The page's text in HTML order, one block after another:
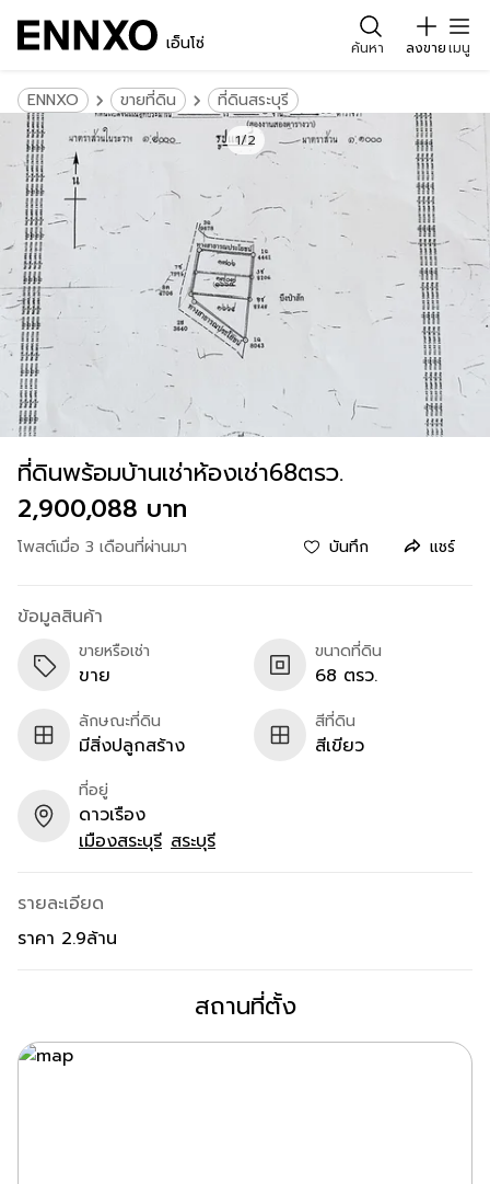
เอ็นโซ่ ค้นหา ลงขายเมนู
ENNXO ขายที่ดิน ที่ดินสระบุรี
1/2
ที่ดินพร้อมบ้านเช่าห้องเช่า68ตรว.
2,900,088 บาท
โพสต์เมื่อ 3 เดือนที่ผ่านมา บันทึก แชร์
ข้อมูลสินค้า
ขายหรือเช่า
ขาย
ขนาดที่ดิน
68 ตรว.
ลักษณะที่ดิน
มีสิ่งปลูกสร้าง
สีที่ดิน
สีเขียว
ที่อยู่
ดาวเรือง
เมืองสระบุรี สระบุรี
รายละเอียด
ราคา 2.9ล้าน
สถานที่ตั้ง